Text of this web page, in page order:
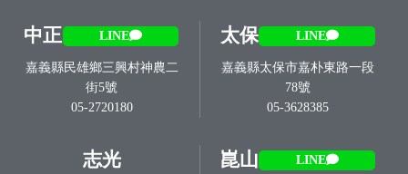
中正 LINE
嘉義縣民雄鄉三興村神農二
街5號
05-2720180
太保 LINE
嘉義縣太保市嘉朴東路一段
78號
05-3628385
志光 崑山 LINE